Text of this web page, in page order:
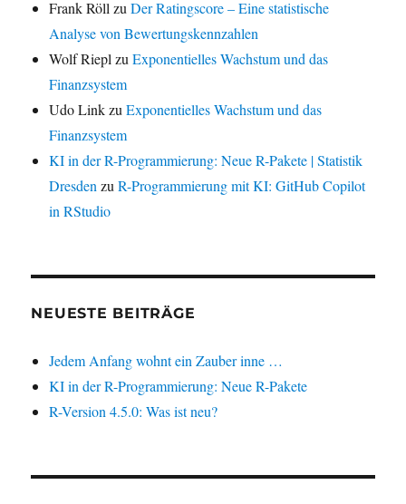
Frank Röll zuDer Ratingscore – Eine statistische
Analyse von Bewertungskennzahlen
Wolf Riepl zuExponentielles Wachstum und das
Finanzsystem
Udo LinkzuExponentielles Wachstum und das
Finanzsystem
KI in der R-Programmierung: Neue R-Pakete | Statistik
Dresden zuR-Programmierung mit KI: GitHub Copilot
in RStudio
NEUESTE BEITRÄGE
Jedem Anfang wohnt ein Zauber inne …
KI in der R-Programmierung: Neue R-Pakete
R-Version 4.5.0: Was ist neu?